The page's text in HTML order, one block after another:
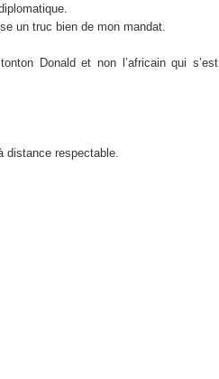
un truc bien de mon mandat.
Donald et non l’africain qui s’est
distance respectable.